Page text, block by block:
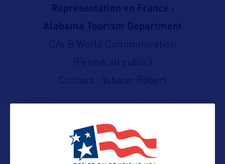
Représentation en France :
Alabama Tourism Department
C/o B World Communication
(Fermé au public)
Contact : Yohann Robert
Contact presse
yohann@bworldcom.com